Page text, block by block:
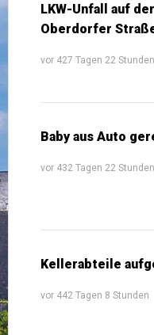
LKW-Unfall auf der
Oberdorfer
vor 427 Tagen 22 Stunden
Baby aus Auto
vor 432 Tagen 22 Stunden
Kellerabteile
vor 442 Tagen 8 Stunden